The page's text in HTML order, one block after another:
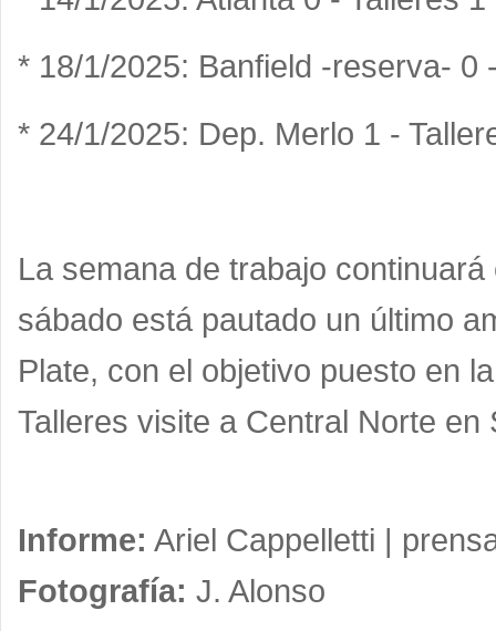
* 18/1/2025: Banfield -reserva- 0
* 24/1/2025: Dep. Merlo 1 -
La semana de trabajo
sábado está pautado un último
Plate, con el objetivo puesto en
Talleres visite a Central Norte en
Informe: Ariel Cappelletti |
Fotografía: J. Alonso